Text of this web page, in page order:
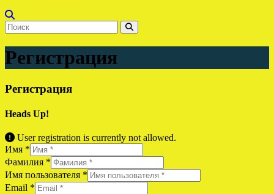
Регистрация
Регистрация
Heads Up!
User registration is currently not allowed.
Имя *
Фамилия *
Имя пользователя *
Email *